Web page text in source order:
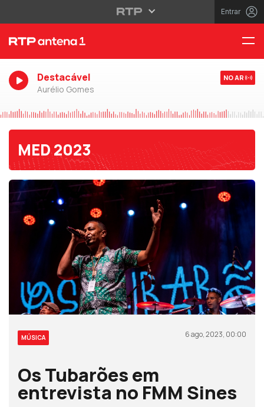
Entrar
Destacável
Aurélio Gomes
NO AR
MED 2023
MÚSICA 6 ago, 2023, 00:00
Os Tubarões em
entrevista no FMM Sines